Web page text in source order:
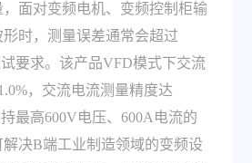
面对变频电机、变频控制柜输
时，测量误差通常会超过
要求。该产品VFD模式下交流
，交流电流测量精度达
最高600V电压、600A电流的
决B端工业制造领域的变频设